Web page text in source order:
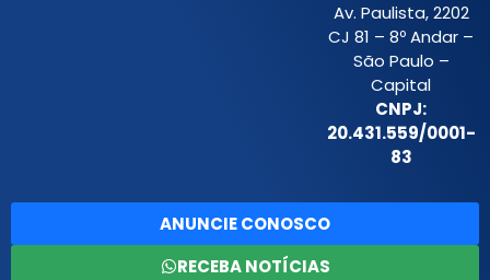
Av. Paulista, 2202
CJ 81 – 8º Andar –
São Paulo –
Capital
CNPJ:
20.431.559/0001-
83
ANUNCIE CONOSCO
RECEBA NOTÍCIAS